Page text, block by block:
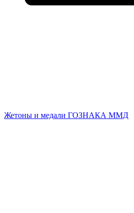
Жетоны и медали ГОЗНАКА ММД